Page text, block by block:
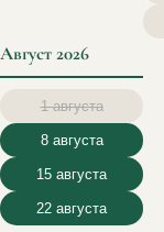
Август 2026
1 августа
8 августа
15 августа
22 августа